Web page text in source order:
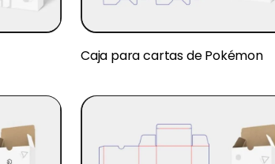
Caja para cartas de Pokémon